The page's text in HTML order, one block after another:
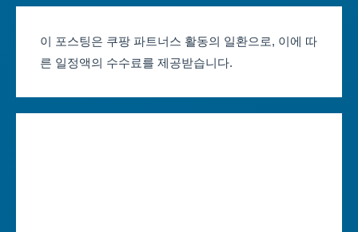
대구축제 일정
인천축제 일정
이 포스팅은 쿠팡 파트너스 활동의 일환으로, 이에 따
른 일정액의 수수료를 제공받습니다.